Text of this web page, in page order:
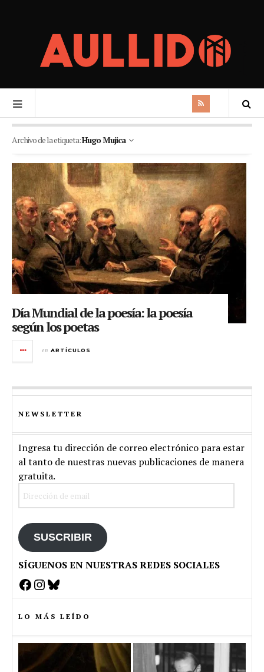
Archivo de la etiqueta:Hugo Mujica
Día Mundial de la poesía: la poesía
según los poetas
en ARTÍCULOS
NEWSLETTER
Ingresa tu dirección de correo electrónico para estar
al tanto de nuestras nuevas publicaciones de manera
gratuita.
SUSCRIBIR
SÍGUENOS EN NUESTRAS REDES SOCIALES
Facebook
Instagram
Bluesky
LO MÁS LEÍDO